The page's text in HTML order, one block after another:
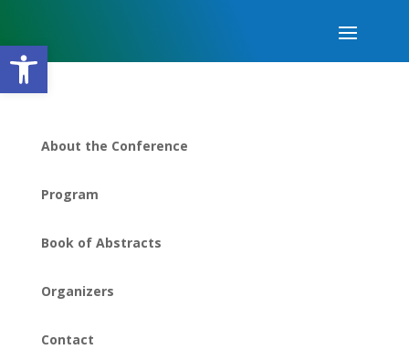
Open toolbar
About the Conference
Program
Book of Abstracts
Organizers
Contact